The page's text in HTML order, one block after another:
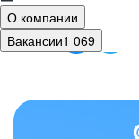
О компании
Вакансии1 069